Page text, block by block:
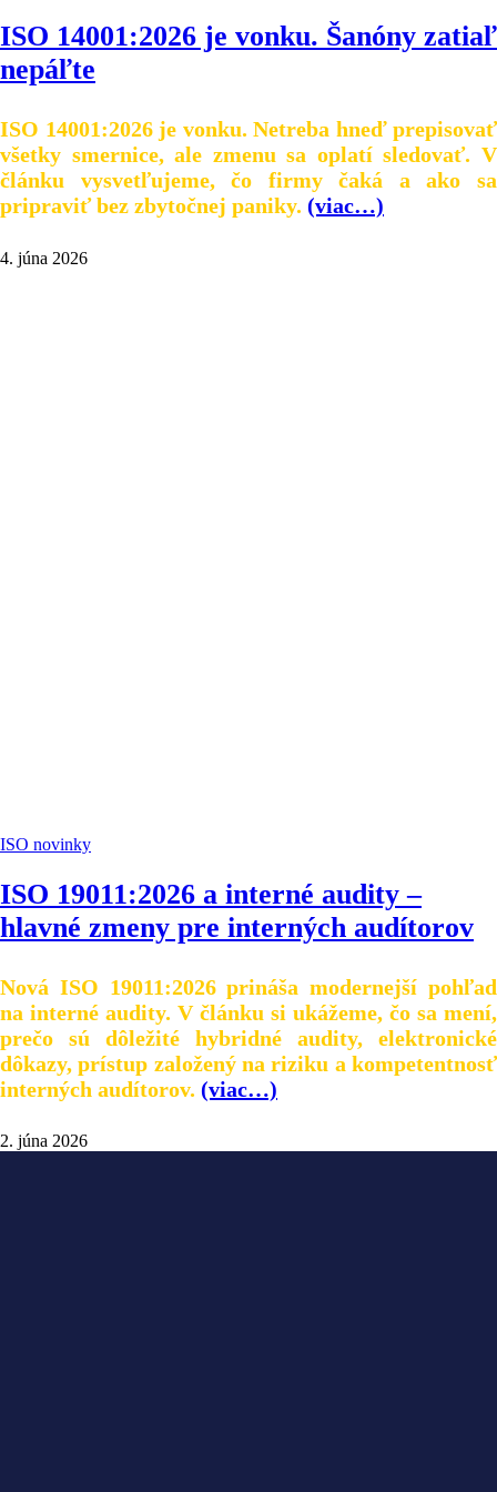
ISO 14001:2026 je vonku. Šanóny zatiaľ
nepáľte
ISO 14001:2026 je vonku. Netreba hneď prepisovať
všetky smernice, ale zmenu sa oplatí sledovať. V
článku vysvetľujeme, čo firmy čaká a ako sa
pripraviť bez zbytočnej paniky. (viac…)
4. júna 2026
ISO novinky
ISO 19011:2026 a interné audity –
hlavné zmeny pre interných audítorov
Nová ISO 19011:2026 prináša modernejší pohľad
na interné audity. V článku si ukážeme, čo sa mení,
prečo sú dôležité hybridné audity, elektronické
dôkazy, prístup založený na riziku a kompetentnosť
interných audítorov. (viac…)
2. júna 2026